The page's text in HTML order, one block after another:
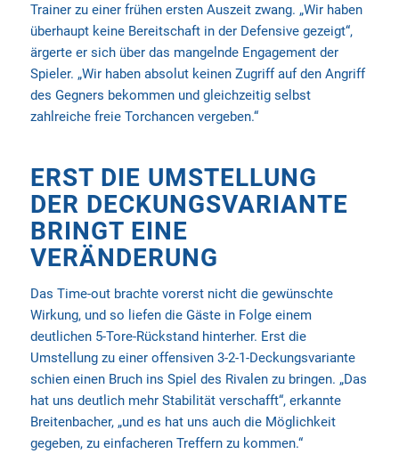
Trainer zu einer frühen ersten Auszeit zwang. „Wir haben
überhaupt keine Bereitschaft in der Defensive gezeigt“,
ärgerte er sich über das mangelnde Engagement der
Spieler. „Wir haben absolut keinen Zugriff auf den Angriff
des Gegners bekommen und gleichzeitig selbst
zahlreiche freie Torchancen vergeben.“
ERST DIE UMSTELLUNG
DER DECKUNGSVARIANTE
BRINGT EINE
VERÄNDERUNG
Das Time-out brachte vorerst nicht die gewünschte
Wirkung, und so liefen die Gäste in Folge einem
deutlichen 5-Tore-Rückstand hinterher. Erst die
Umstellung zu einer offensiven 3-2-1-Deckungsvariante
schien einen Bruch ins Spiel des Rivalen zu bringen. „Das
hat uns deutlich mehr Stabilität verschafft“, erkannte
Breitenbacher, „und es hat uns auch die Möglichkeit
gegeben, zu einfacheren Treffern zu kommen.“